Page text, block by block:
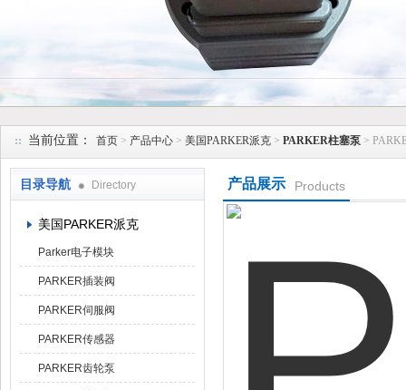
上海维特锐实业发展有限公司
当前位置： 首页 > 产品中心 > 美国PARKER派克 > PARKER柱塞泵 >
目录导航 Directory
美国PARKER派克
Parker电子模块
PARKER插装阀
PARKER伺服阀
PARKER传感器
PARKER齿轮泵
产品展示 Products